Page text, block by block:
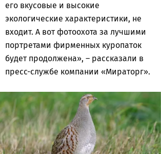
его вкусовые и высокие
экологические характеристики, не
входит. А вот фотоохота за лучшими
портретами фирменных куропаток
будет продолжена», – рассказали в
пресс-службе компании «Мираторг».